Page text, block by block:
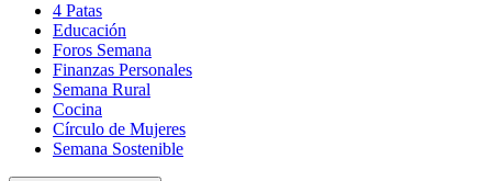
new
window
in
new
window
4 Patas
Educación
Foros Semana
Finanzas Personales
Semana Rural
Cocina
Círculo de Mujeres
Semana Sostenible